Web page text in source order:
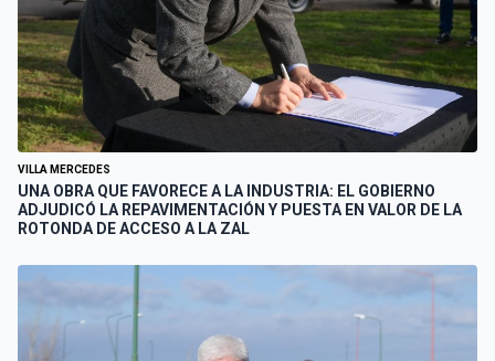
VILLA MERCEDES
UNA OBRA QUE FAVORECE A LA INDUSTRIA: EL GOBIERNO
ADJUDICÓ LA REPAVIMENTACIÓN Y PUESTA EN VALOR DE LA
ROTONDA DE ACCESO A LA ZAL